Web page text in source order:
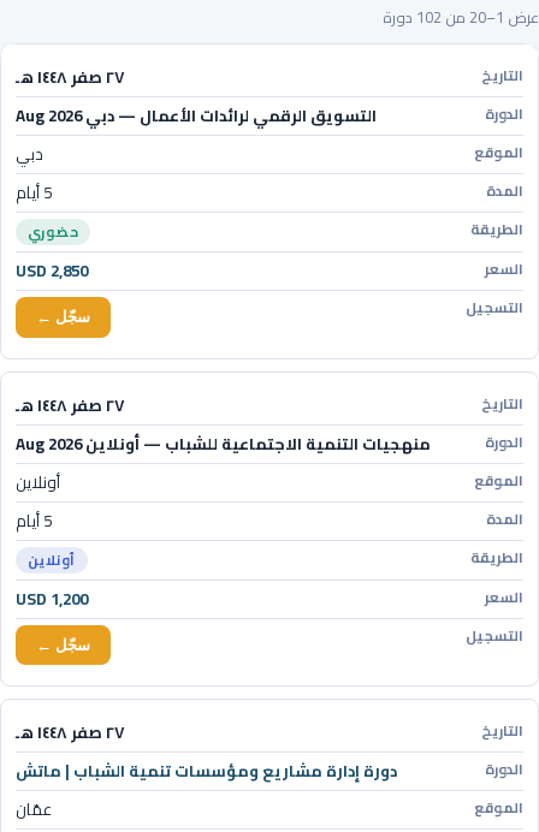
عرض 1–20 من 102 دورة
٢٧ صفر ١٤٤٨ هـ
التسويق الرقمي لرائدات الأعمال — دبي Aug 2026
دبي
5 أيام
حضوري
USD 2,850
سجّل ←
٢٧ صفر ١٤٤٨ هـ
منهجيات التنمية الاجتماعية للشباب — أونلاين Aug 2026
أونلاين
5 أيام
أونلاين
USD 1,200
سجّل ←
٢٧ صفر ١٤٤٨ هـ
دورة إدارة مشاريع ومؤسسات تنمية الشباب | ماتش
عمّان